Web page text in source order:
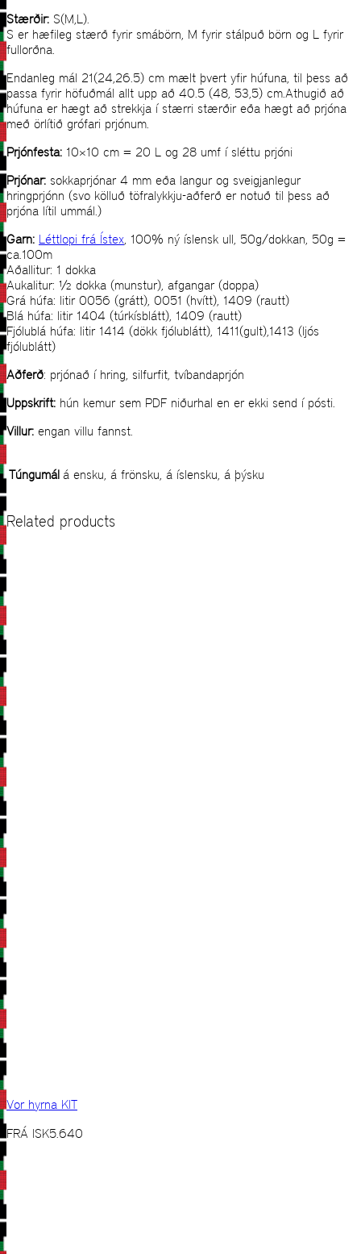
Stærðir: S(M,L).
S er hæfileg stærð fyrir smábörn, M fyrir stálpuð börn og L fyrir
fullorðna.
Endanleg mál 21(24,26.5) cm mælt þvert yfir húfuna, til þess að
passa fyrir höfuðmál allt upp að 40.5 (48, 53,5) cm.Athugið að
húfuna er hægt að strekkja í stærri stærðir eða hægt að prjóna
með örlítið grófari prjónum.
Prjónfesta: 10×10 cm = 20 L og 28 umf í sléttu prjóni
Prjónar: sokkaprjónar 4 mm eða langur og sveigjanlegur
hringprjónn (svo kölluð töfralykkju-aðferð er notuð til þess að
prjóna lítil ummál.)
Garn: Léttlopi frá Ístex, 100% ný íslensk ull, 50g/dokkan, 50g =
ca.100m
Aðallitur: 1 dokka
Aukalitur: ½ dokka (munstur), afgangar (doppa)
Grá húfa: litir 0056 (grátt), 0051 (hvítt), 1409 (rautt)
Blá húfa: litir 1404 (túrkísblátt), 1409 (rautt)
Fjólublá húfa: litir 1414 (dökk fjólublátt), 1411(gult),1413 (ljós
fjólublátt)
Aðferð: prjónað í hring, silfurfit, tvíbandaprjón
Uppskrift: hún kemur sem PDF niðurhal en er ekki send í pósti.
Villur: engan villu fannst.
Túngumál á ensku, á frönsku, á íslensku, á þýsku
Related products
Vor hyrna KIT
FRÁ ISK5.640